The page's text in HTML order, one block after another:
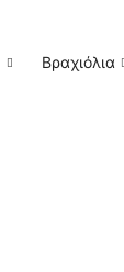
Βραχιόλια